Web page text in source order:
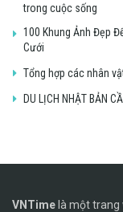
trong cuộc sống
100 Khung Ảnh Đẹp
Cưới
Tổng hợp các nhân
DU LỊCH NHẬT BẢN
VNTimelà một trang